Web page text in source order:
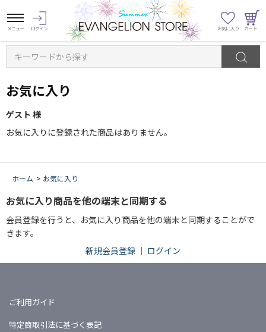
キーワードから探す
お気に入り
ゲスト 様
お気に入りに登録された商品はありません。
ホーム > お気に入り
お気に入り商品を他の端末と同期する
会員登録を行うと、お気に入り商品を他の端末と同期することがで
きます。
新規会員登録 ｜ ログイン
ご利用ガイド
特定商取引法に基づく表記